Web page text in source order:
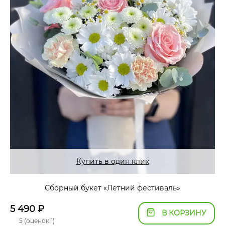
Купить в один клик
Сборный букет «Летний фестиваль»
5 490 ₽
5 (оценок 1)
В КОРЗИНУ